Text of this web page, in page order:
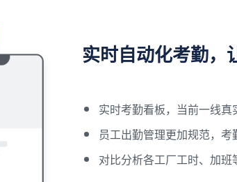
实时自动化考勤，
实时考勤看板，当前一线真
员工出勤管理更加规范，考
对比分析各工厂工时、加班